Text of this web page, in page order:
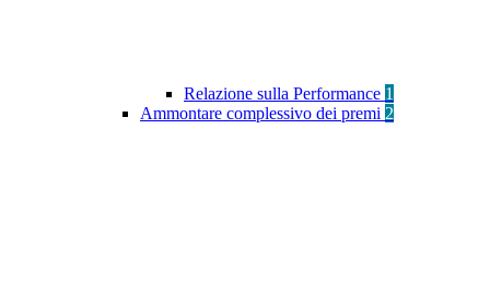
Relazione sulla Performance 1
Ammontare complessivo dei premi 2